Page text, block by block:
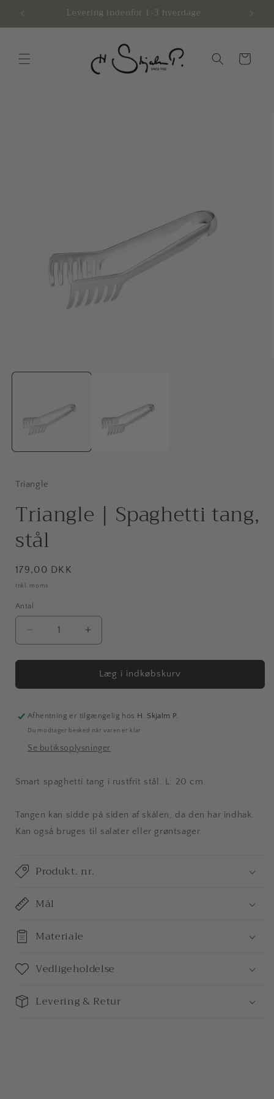
indhold
Levering indenfor 1-3 hverdage
Indkøbskurv
mediet
Triangle
Triangle | Spaghetti tang,
stål
Normalpris
179,00 DKK
Inkl. moms
Antal
Antal
Reducer
antallet
for
|
tang,
stål
Øg
antallet
for
Triangle
|
tang,
stål
Læg i indkøbskurv
Afhentning er tilgængelig hos H. Skjalm P.
Du modtager besked når varen er klar
Se butiksoplysninger
Smart spaghetti tang i rustfrit stål. L: 20 cm.
Tangen kan sidde på siden af skålen, da den har indhak.
Kan også bruges til salater eller grøntsager.
Produkt. nr.
Mål
Materiale
Vedligeholdelse
Levering & Retur